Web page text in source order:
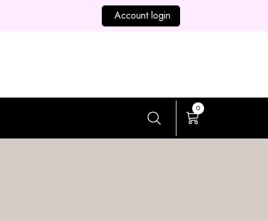
Account login
0